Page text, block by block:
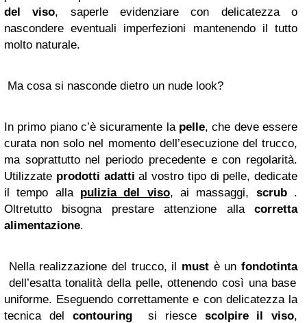
del viso, saperle evidenziare con delicatezza o
nascondere eventuali imperfezioni mantenendo il tutto
molto naturale.
Ma cosa si nasconde dietro un nude look?
In primo piano c’è sicuramente la pelle, che deve essere
curata non solo nel momento dell’esecuzione del trucco,
ma soprattutto nel periodo precedente e con regolarità.
Utilizzate prodotti adatti al vostro tipo di pelle, dedicate
il tempo alla puliziadel viso, ai massaggi, scrub.
Oltretutto bisogna prestare attenzione alla corretta
alimentazione.
Nella realizzazione del trucco, il must è un fondotinta
dell’esatta tonalità della pelle, ottenendo così una base
uniforme. Eseguendo correttamente e con delicatezza la
tecnica del contouringsi riesce scolpire il viso,